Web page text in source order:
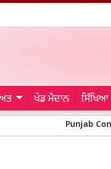
ਖੇਡ ਮੈਦਾਨ ਸਿੱਖਿਆ
Punjab Congress